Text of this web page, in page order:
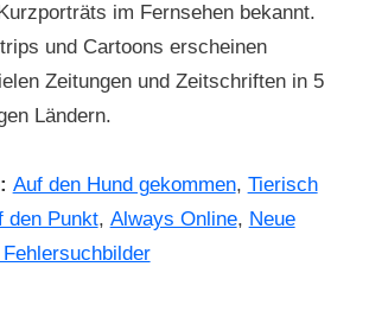
im Fernsehen bekannt.
und Cartoons erscheinen
Zeitungen und Zeitschriften in 5
Ländern.
Auf den Hund gekommen, Tierisch
den Punkt, Always Online, Neue